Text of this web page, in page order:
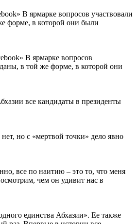
В ярмарке вопросов участвовали
форме, в которой они были
В ярмарке вопросов
в той же форме, в которой они
все кандидаты в президенты
но с «мертвой точки» дело явно
все по наитию – это то, что меня
чем он удивит нас в
единства Абхазии». Ее также